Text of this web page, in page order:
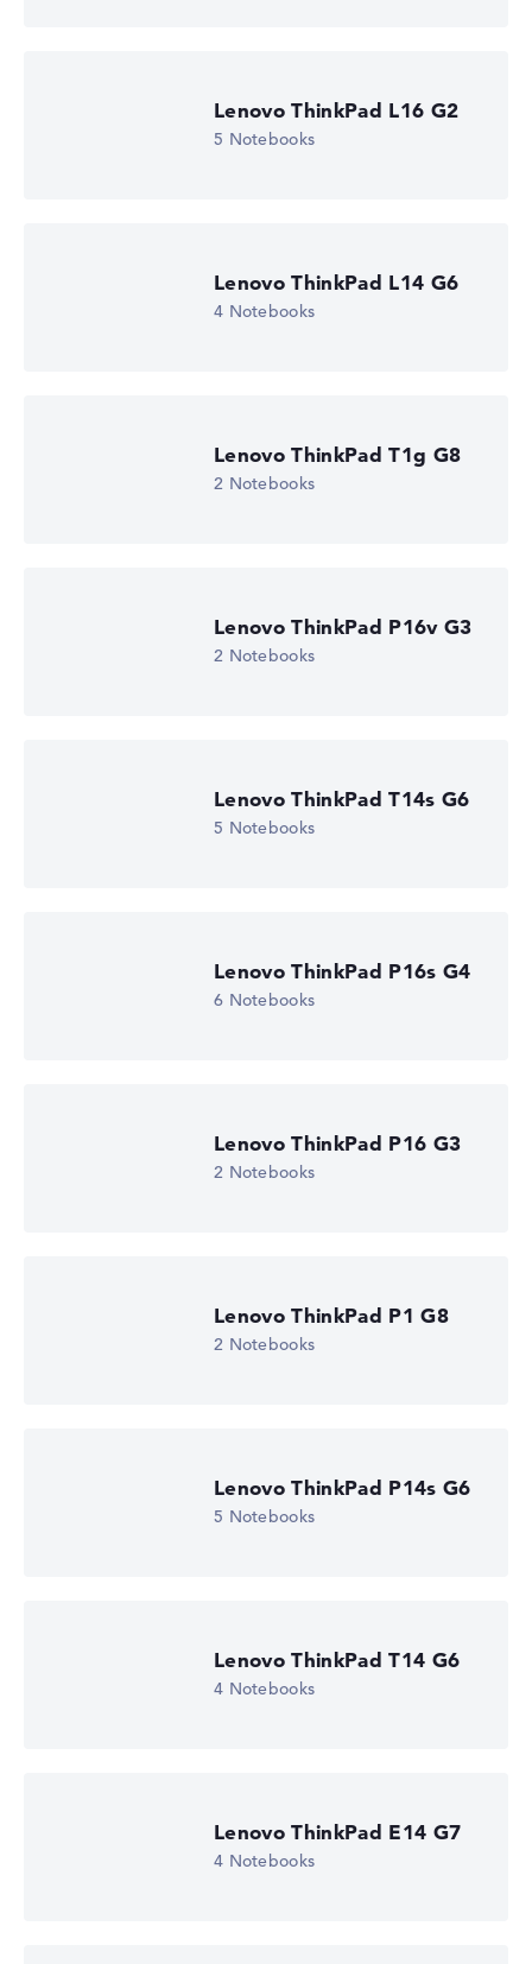
Lenovo ThinkPad L16 G2
5 Notebooks
Lenovo ThinkPad L14 G6
4 Notebooks
Lenovo ThinkPad T1g G8
2 Notebooks
Lenovo ThinkPad P16v G3
2 Notebooks
Lenovo ThinkPad T14s G6
5 Notebooks
Lenovo ThinkPad P16s G4
6 Notebooks
Lenovo ThinkPad P16 G3
2 Notebooks
Lenovo ThinkPad P1 G8
2 Notebooks
Lenovo ThinkPad P14s G6
5 Notebooks
Lenovo ThinkPad T14 G6
4 Notebooks
Lenovo ThinkPad E14 G7
4 Notebooks